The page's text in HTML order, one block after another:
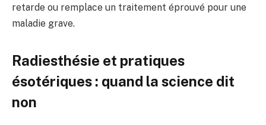
retarde ou remplace un traitement éprouvé pour une
maladie grave.
Radiesthésie et pratiques
ésotériques : quand la science dit
non